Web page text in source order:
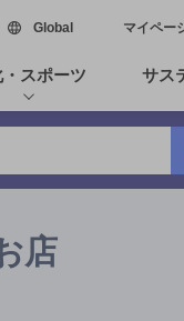
Global新しいウィンドウ
マイペー
スポーツ サス
店